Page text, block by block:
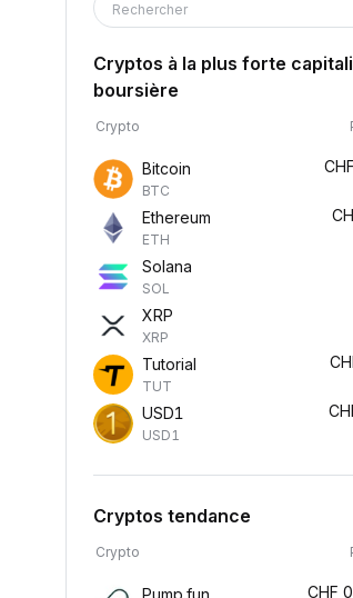
Rechercher
Cryptos à la plus forte
boursière
Crypto
Bitcoin
BTC
CHF
Ethereum
ETH
Solana
SOL
XRP
XRP
Tutorial
TUT
USD1
USD1
Cryptos tendance
Crypto
Pump.fun CHF